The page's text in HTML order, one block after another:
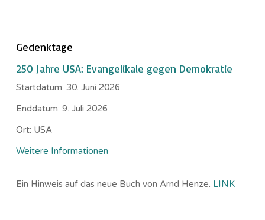
Gedenktage
250 Jahre USA: Evangelikale gegen Demokratie
Startdatum: 30. Juni 2026
Enddatum: 9. Juli 2026
Ort: USA
Weitere Informationen
Ein Hinweis auf das neue Buch von Arnd Henze. LINK